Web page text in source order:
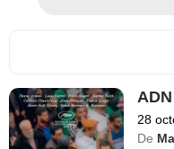
ADN
28
De